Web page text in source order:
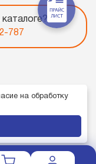
787
на обработку